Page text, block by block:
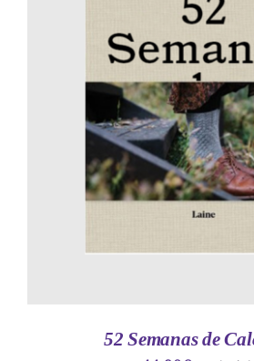
AÑADIR AL
DETALLES
52 Semanas de